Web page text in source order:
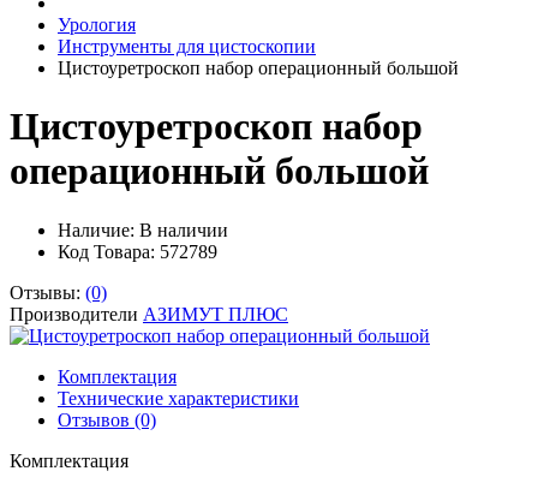
Урология
Инструменты для цистоскопии
Цистоуретроскоп набор операционный большой
Цистоуретроскоп набор
операционный большой
Наличие: В наличии
Код Товара: 572789
Отзывы: (0)
Производители АЗИМУТ ПЛЮС
Комплектация
Технические характеристики
Отзывов (0)
Комплектация